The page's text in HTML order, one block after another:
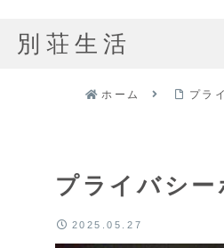
別荘生活
ホーム プラ
プライバシー
2025.05.27